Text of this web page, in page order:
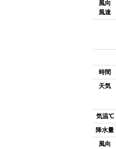
風向
風速
時間
天気
気温℃
降水量
風向